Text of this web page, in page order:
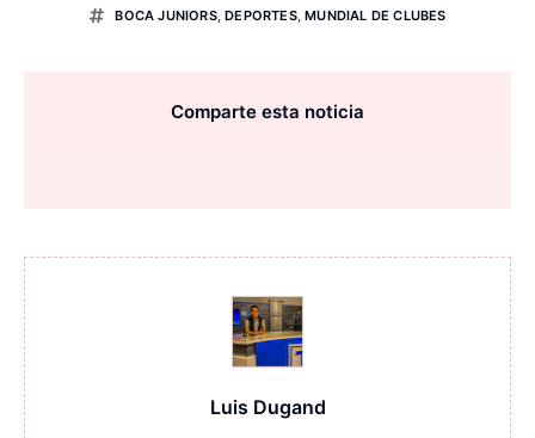
BOCA JUNIORS,DEPORTES,MUNDIAL DE CLUBES
Comparte esta noticia
Luis Dugand